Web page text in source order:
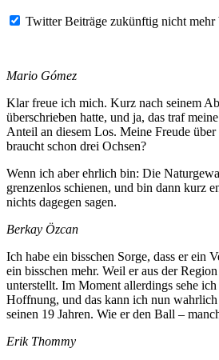
Twitter Beiträge zukünftig nicht mehr
Mario Gómez
Klar freue ich mich. Kurz nach seinem
überschrieben hatte, und ja, das traf
Anteil an diesem Los. Meine Freude
braucht schon drei Ochsen?
Wenn ich aber ehrlich bin: Die
grenzenlos schienen, und bin dann kurz
nichts dagegen sagen.
Berkay Özcan
Ich habe ein bisschen Sorge, dass er ein
ein bisschen mehr. Weil er aus der
unterstellt. Im Moment allerdings sehe
Hoffnung, und das kann ich nun wahrlich
seinen 19 Jahren. Wie er den Ball –
Erik Thommy